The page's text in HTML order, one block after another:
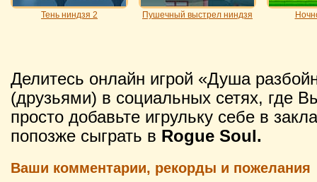
Тень ниндзя 2 Пушечный выстрел ниндзя
Делитесь онлайн игрой «Душа
(друзьями) в социальных сетях, где
просто добавьте игрульку себе в
попозже сыграть в Rogue Soul.
Ваши комментарии, рекорды и пожелания